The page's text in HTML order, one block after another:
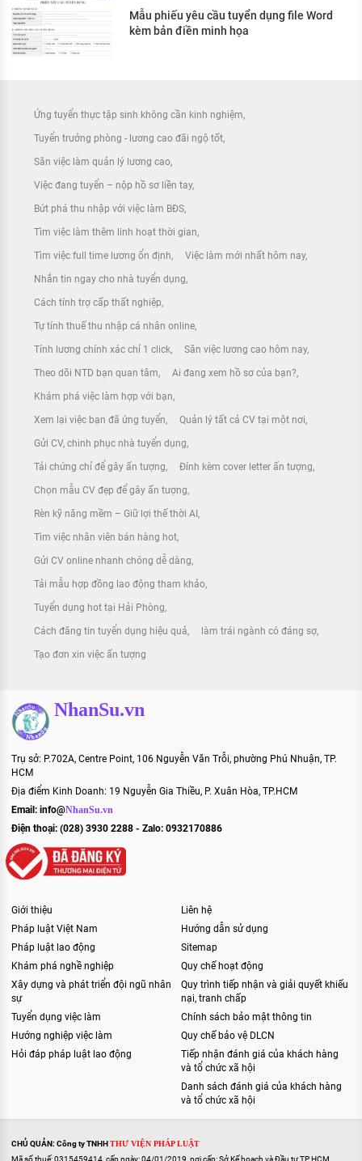
Mẫu phiếu yêu cầu tuyển dụng file Word
kèm bản điền minh họa
Ứng tuyển thực tập sinh không cần kinh nghiệm
Tuyển trưởng phòng - lương cao đãi ngộ tốt
Săn việc làm quản lý lương cao
Việc đang tuyển – nộp hồ sơ liền tay
Bứt phá thu nhập với việc làm BĐS
Tìm việc làm thêm linh hoạt thời gian
Tìm việc full time lương ổn định Việc làm mới nhất hôm nay
Nhắn tin ngay cho nhà tuyển dụng
Cách tính trợ cấp thất nghiệp
Tự tính thuế thu nhập cá nhân online
Tính lương chính xác chỉ 1 click Săn việc lương cao hôm nay
Theo dõi NTD bạn quan tâm Ai đang xem hồ sơ của bạn?
Khám phá việc làm hợp với bạn
Xem lại việc bạn đã ứng tuyển Quản lý tất cả CV tại một nơi
Gửi CV, chinh phục nhà tuyển dụng
Tải chứng chỉ để gây ấn tượng Đính kèm cover letter ấn tượng
Chọn mẫu CV đẹp để gây ấn tượng
Rèn kỹ năng mềm – Giữ lợi thế thời AI
Tìm việc nhân viên bán hàng hot
Gửi CV online nhanh chóng dễ dàng
Tải mẫu hợp đồng lao động tham khảo
Tuyển dụng hot tại Hải Phòng
Cách đăng tin tuyển dụng hiệu quả làm trái ngành có đáng sợ
Tạo đơn xin việc ấn tượng
NhanSu.vn
Trụ sở: P.702A, Centre Point, 106 Nguyễn Văn Trỗi, phường Phú Nhuận, TP.
HCM
Địa điểm Kinh Doanh: 19 Nguyễn Gia Thiều, P. Xuân Hòa, TP.HCM
Email: info@NhanSu.vn
Điện thoại: (028) 3930 2288 - Zalo: 0932170886
Giới thiệu
Pháp luật Việt Nam
Pháp luật lao động
Khám phá nghề nghiệp
Xây dựng và phát triển đội ngũ nhân
sự
Tuyển dụng việc làm
Hướng nghiệp việc làm
Hỏi đáp pháp luật lao động
Liên hệ
Hướng dẫn sử dụng
Sitemap
Quy chế hoạt động
Quy trình tiếp nhận và giải quyết khiếu
nại, tranh chấp
Chính sách bảo mật thông tin
Quy chế bảo vệ DLCN
Tiếp nhận đánh giá của khách hàng
và tổ chức xã hội
Danh sách đánh giá của khách hàng
và tổ chức xã hội
CHỦ QUẢN: Công ty TNHHTHƯ VIỆN PHÁP LUẬT
Mã số thuế: 0315459414, cấp ngày: 04/01/2019, nơi cấp: Sở Kế hoạch và Đầu tư TP HCM.